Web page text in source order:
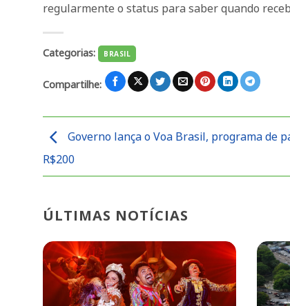
regularmente o status para saber quando
Categorias: BRASIL
Compartilhe:
Governo lança o Voa Brasil, programa de
R$200
ÚLTIMAS NOTÍCIAS